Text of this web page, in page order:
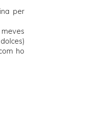
per
ho